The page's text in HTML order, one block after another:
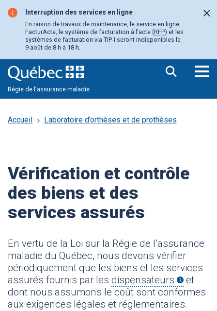
contenu
principal
Interruption des services en ligne
En raison de travaux de maintenance, le service en ligne
FacturActe, le système de facturation à l'acte (RFP) et les
systèmes de facturation via TIP-I seront indisponibles le
9 août de 8 h à 18 h.
Régie de l’assurance maladie
Accueil Laboratoire d’orthèses et de prothèses
Vérification et contrôle
des biens et des
services assurés
En vertu de la Loi sur la Régie de l’assurance
maladie du Québec, nous devons vérifier
périodiquement que les biens et les services
assurés fournis par les dispensateurs - et
dont nous assumons le coût sont conformes
aux exigences légales et réglementaires.